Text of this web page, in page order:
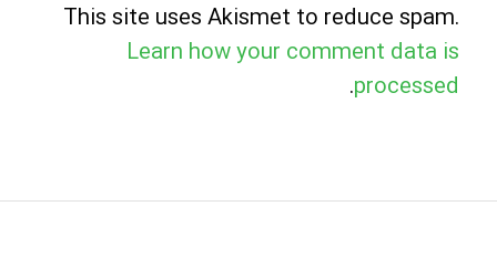
This site uses Akismet to reduce spam.
Learn how your comment data is
processed
.